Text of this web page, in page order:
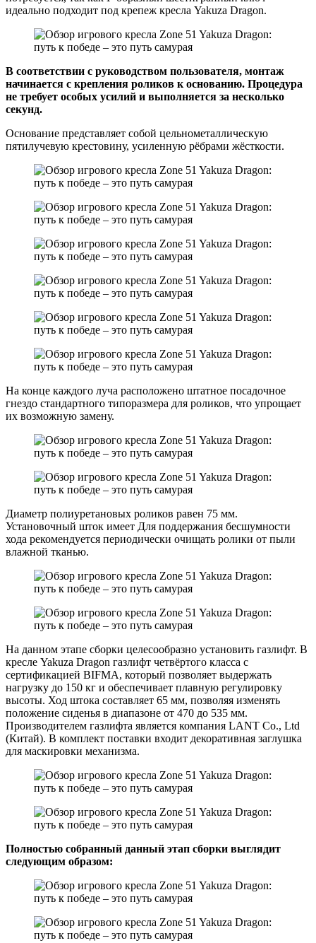
идеально подходит под крепеж кресла Yakuza Dragon.
В соответствии с руководством пользователя, монтаж
начинается с крепления роликов к основанию. Процедура
не требует особых усилий и выполняется за несколько
секунд.
Основание представляет собой цельнометаллическую
пятилучевую крестовину, усиленную рёбрами жёсткости.
На конце каждого луча расположено штатное посадочное
гнездо стандартного типоразмера для роликов, что упрощает
их возможную замену.
Диаметр полиуретановых роликов равен 75 мм.
Установочный шток имеет Для поддержания бесшумности
хода рекомендуется периодически очищать ролики от пыли
влажной тканью.
На данном этапе сборки целесообразно установить газлифт. В
кресле Yakuza Dragon газлифт четвёртого класса с
сертификацией BIFMA, который позволяет выдержать
нагрузку до 150 кг и обеспечивает плавную регулировку
высоты. Ход штока составляет 65 мм, позволяя изменять
положение сиденья в диапазоне от 470 до 535 мм.
Производителем газлифта является компания LANT Co., Ltd
(Китай). В комплект поставки входит декоративная заглушка
для маскировки механизма.
Полностью собранный данный этап сборки выглядит
следующим образом: